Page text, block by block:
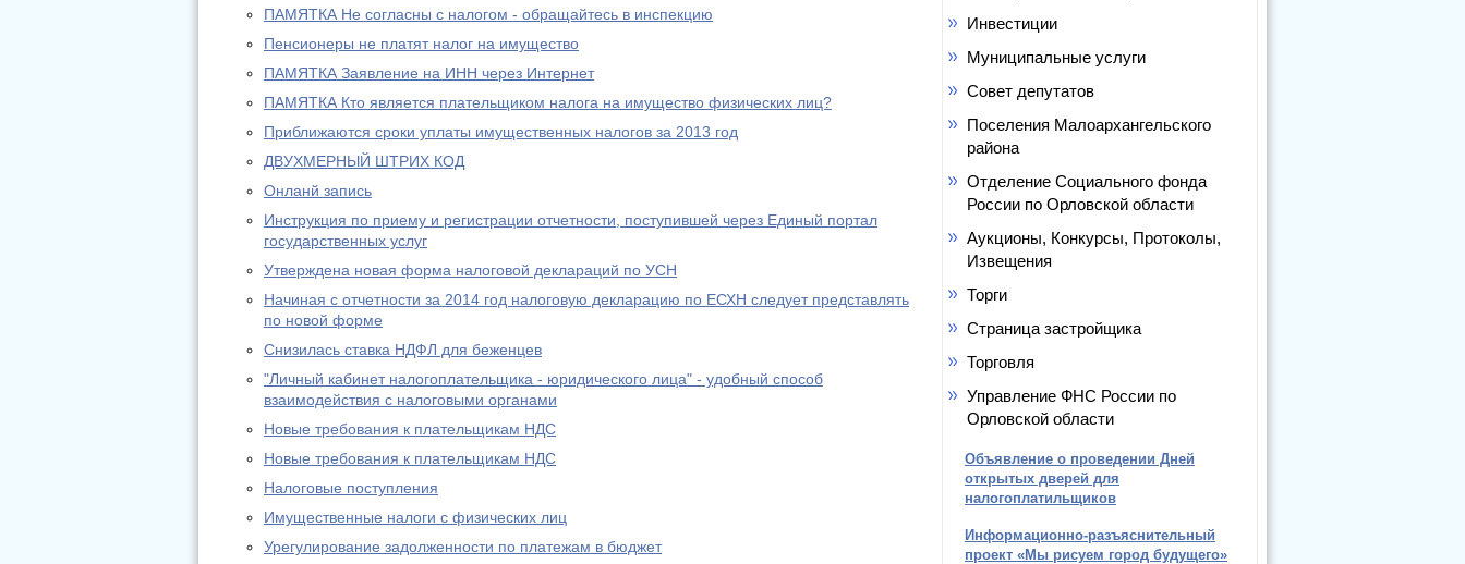
ПАМЯТКА Не согласны с налогом - обращайтесь в инспекцию
Пенсионеры не платят налог на имущество
ПАМЯТКА Заявление на ИНН через Интернет
ПАМЯТКА Кто является плательщиком налога на имущество физических лиц?
Приближаются сроки уплаты имущественных налогов за 2013 год
ДВУХМЕРНЫЙ ШТРИХ КОД
Онланй запись
Инструкция по приему и регистрации отчетности, поступившей через Единый портал
государственных услуг
Утверждена новая форма налоговой деклараций по УСН
Начиная с отчетности за 2014 год налоговую декларацию по ЕСХН следует представлять
по новой форме
Снизилась ставка НДФЛ для беженцев
"Личный кабинет налогоплательщика - юридического лица" - удобный способ
взаимодействия с налоговыми органами
Новые требования к плательщикам НДС
Новые требования к плательщикам НДС
Налоговые поступления
Имущественные налоги с физических лиц
Урегулирование задолженности по платежам в бюджет
Инвестиции
Муниципальные услуги
Совет депутатов
Поселения Малоархангельского
района
Отделение Социального фонда
России по Орловской области
Аукционы, Конкурсы, Протоколы,
Извещения
Торги
Страница застройщика
Торговля
Управление ФНС России по
Орловской области
Объявление о проведении Дней
открытых дверей для
налогоплатильщиков
Информационно-разъяснительный
проект «Мы рисуем город будущего»